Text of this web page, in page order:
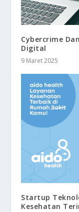
Cybercrime
Digital
9 Maret 2025
Startup
Kesehatan